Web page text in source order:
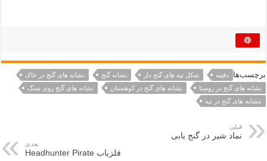
برچسب‌ها دفینه شکل تپه های گنج دار نشانه گنج
نشانه های گنج در خاک
نشانه های گنج در روستا
نشانه های گنج در کوهستان
نشانه های گنج روی سنگ
ننشانه های گنج در تپه
قبلی
نماد شیر در گنج یابی
بعدی
فلزیاب Headhunter Pirate